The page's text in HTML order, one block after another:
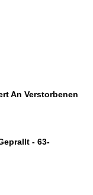
An Verstorbenen
- 63-